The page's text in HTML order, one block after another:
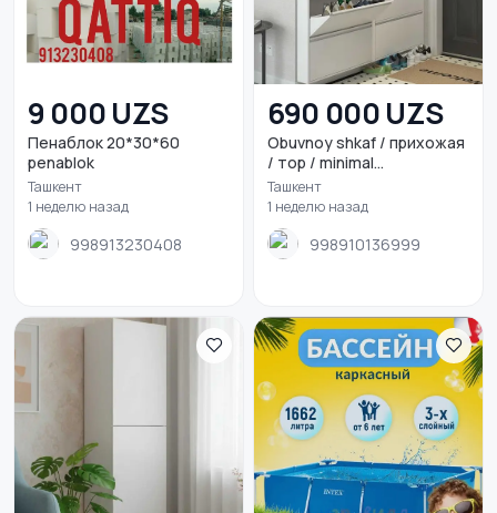
9 000 UZS
Пенаблок 20*30*60
penablok
Ташкент
1 неделю назад
998913230408
690 000 UZS
Obuvnoy shkaf / прихожая
/ тор / minimal...
Ташкент
1 неделю назад
998910136999